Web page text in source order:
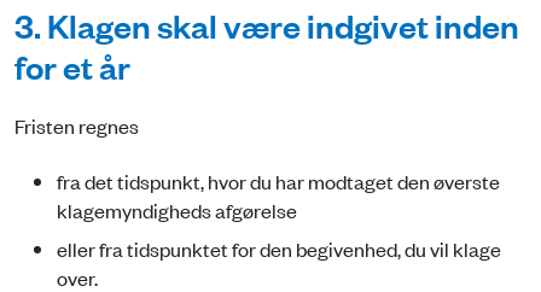
3. Klagen skal være indgivet inden
for et år
Fristen regnes
fra det tidspunkt, hvor du har modtaget den øverste
klagemyndigheds afgørelse
eller fra tidspunktet for den begivenhed, du vil klage
over.